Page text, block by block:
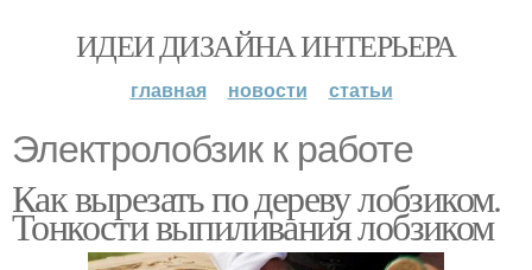
ИДЕИ ДИЗАЙНА ИНТЕРЬЕРА
главная новости статьи
Электролобзик к работе
Как вырезать по дереву лобзиком.
Тонкости выпиливания лобзиком